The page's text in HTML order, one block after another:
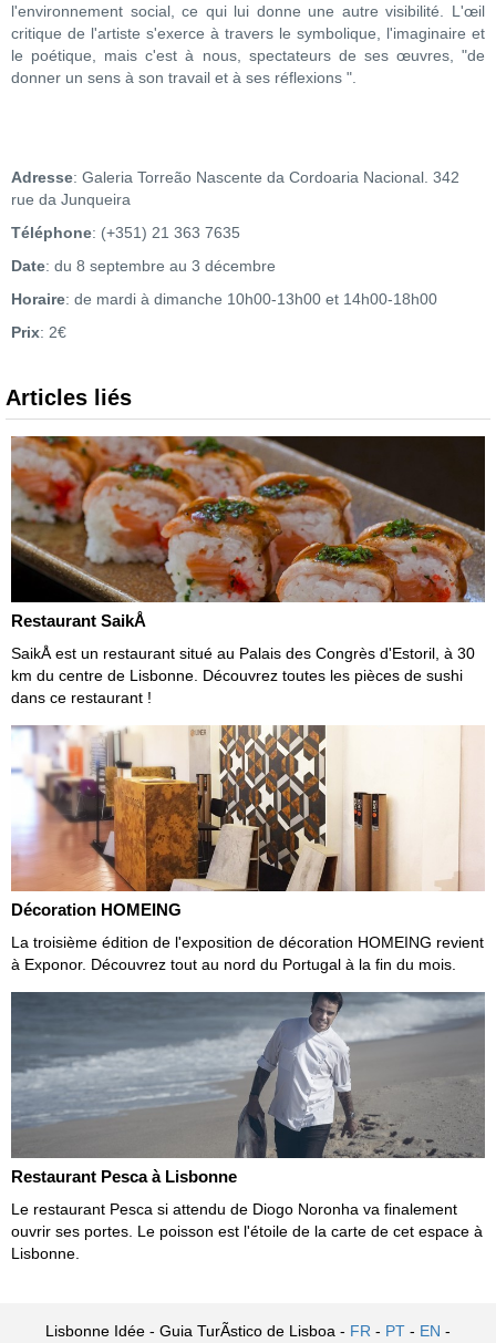
l'environnement social, ce qui lui donne une autre visibilité. L'œil
critique de l'artiste s'exerce à travers le symbolique, l'imaginaire et
le poétique, mais c'est à nous, spectateurs de ses œuvres, "de
donner un sens à son travail et à ses réflexions ".
Adresse: Galeria Torreão Nascente da Cordoaria Nacional. 342
rue da Junqueira
Téléphone: (+351) 21 363 7635
Date: du 8 septembre au 3 décembre
Horaire: de mardi à dimanche 10h00-13h00 et 14h00-18h00
Prix: 2€
Articles liés
Restaurant SaikÅ
SaikÅ est un restaurant situé au Palais des Congrès d'Estoril, à 30
km du centre de Lisbonne. Découvrez toutes les pièces de sushi
dans ce restaurant !
Décoration HOMEING
La troisième édition de l'exposition de décoration HOMEING revient
à Exponor. Découvrez tout au nord du Portugal à la fin du mois.
Restaurant Pesca à Lisbonne
Le restaurant Pesca si attendu de Diogo Noronha va finalement
ouvrir ses portes. Le poisson est l'étoile de la carte de cet espace à
Lisbonne.
Lisbonne Idée - Guia TurÃ­stico de Lisboa - FR - PT - EN -